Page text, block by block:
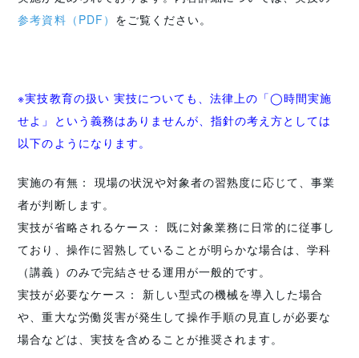
参考資料（PDF） をご覧ください。
※実技教育の扱い 実技についても、法律上の「◯時間実施
せよ」という義務はありませんが、指針の考え方としては
以下のようになります。
実施の有無： 現場の状況や対象者の習熟度に応じて、事業
者が判断します。
実技が省略されるケース： 既に対象業務に日常的に従事し
ており、操作に習熟していることが明らかな場合は、学科
（講義）のみで完結させる運用が一般的です。
実技が必要なケース： 新しい型式の機械を導入した場合
や、重大な労働災害が発生して操作手順の見直しが必要な
場合などは、実技を含めることが推奨されます。